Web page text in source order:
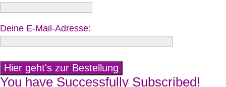
Deine E-Mail-Adresse:
You have Successfully Subscribed!